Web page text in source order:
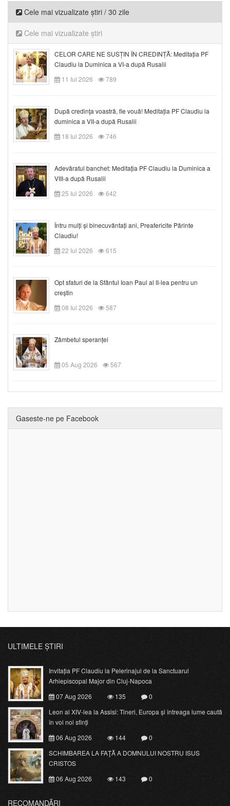
Cele mai vizualizate știri / 30 zile
Cele mai vizualizate știri
CELOR CARE NE SUSȚIN ÎN CREDINȚĂ: Meditația PF
Claudiu la Duminica a VI-a după Rusalii
11 Iul 2026
789
După credinţa voastră, fie vouă! Meditația PF Claudiu la
duminica a VII-a după Rusalii
18 Iul 2026
746
Adevăratul banchet: Meditația PF Claudiu la Duminica a
VIII-a după Rusalii
25 Iul 2026
642
Întru mulți și binecuvântați ani, Preafericite Părinte
Claudiu!
22 Iul 2026
615
Opt sfaturi de la Sfântul Ioan Paul al II-lea pentru un
creștin
08 Iul 2026
587
Zâmbetul speranței
05 Aug 2026 567
Gaseste-ne pe Facebook
ULTIMELE ȘTIRI
Invitația PF Claudiu la Pelerinajul de la Sanctuarul
Arhiepiscopal Major din Cluj-Napoca
07 Aug 2026
135
0
Leon al XIV-lea la Assisi: Tineri, Europa și întreaga lume caută
în voi noi sfinți
06 Aug 2026
144
0
SCHIMBAREA LA FAŢĂ A DOMNULUI NOSTRU ISUS
CRISTOS
06 Aug 2026
143 0
RECOMANDĂRI